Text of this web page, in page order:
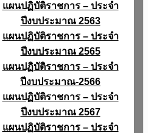
แผนปฏิบัติราชการ – ประจำ
ปีงบประมาณ 2563
แผนปฏิบัติราชการ – ประจำ
ปีงบประมาณ 2565
แผนปฏิบัติราชการ – ประจำ
ปีงบประมาณ-2566
แผนปฏิบัติราชการ – ประจำ
ปีงบประมาณ 2567
แผนปฏิบัติราชการ – ประจำ